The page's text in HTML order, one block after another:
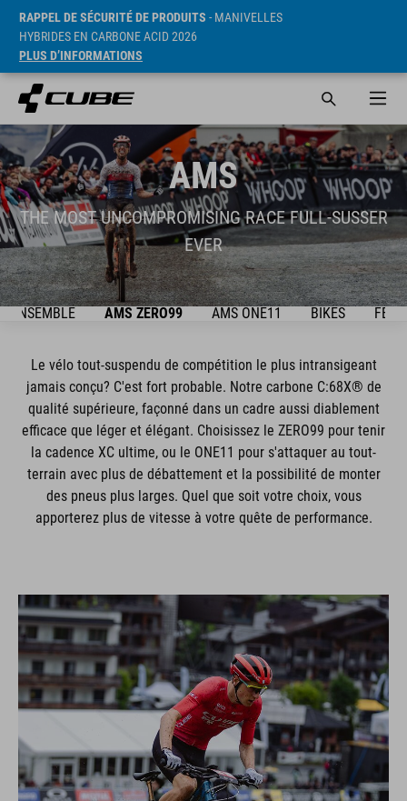
RAPPEL DE SÉCURITÉ DE PRODUITS - MANIVELLES
HYBRIDES EN CARBONE ACID 2026
PLUS D’INFORMATIONS
AMS
THE MOST UNCOMPROMISING RACE FULL-SUSSER
EVER
AMS ZERO99 AMS ONE11 BIKES
Le vélo tout-suspendu de compétition le plus intransigeant
jamais conçu? C'est fort probable. Notre carbone C:68X® de
qualité supérieure, façonné dans un cadre aussi diablement
efficace que léger et élégant. Choisissez le ZERO99 pour tenir
la cadence XC ultime, ou le ONE11 pour s'attaquer au tout-
terrain avec plus de débattement et la possibilité de monter
des pneus plus larges. Quel que soit votre choix, vous
apporterez plus de vitesse à votre quête de performance.